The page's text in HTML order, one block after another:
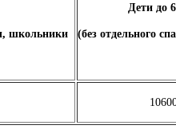
школьники
Дети до
(без отдельного